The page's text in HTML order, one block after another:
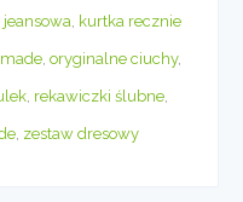
jeansowa, kurtka recznie
, oryginalne ciuchy,
, rekawiczki ślubne,
, zestaw dresowy